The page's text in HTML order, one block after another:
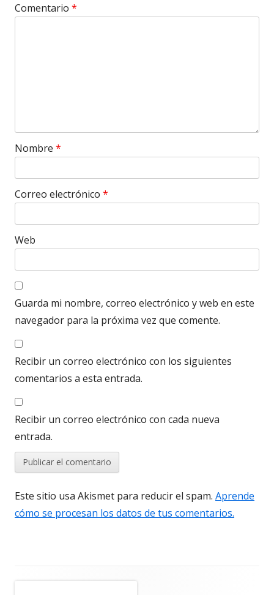
Comentario *
Nombre *
Correo electrónico *
Web
Guarda mi nombre, correo electrónico y web en este
navegador para la próxima vez que comente.
Recibir un correo electrónico con los siguientes
comentarios a esta entrada.
Recibir un correo electrónico con cada nueva
entrada.
Este sitio usa Akismet para reducir el spam. Aprende
cómo se procesan los datos de tus comentarios.